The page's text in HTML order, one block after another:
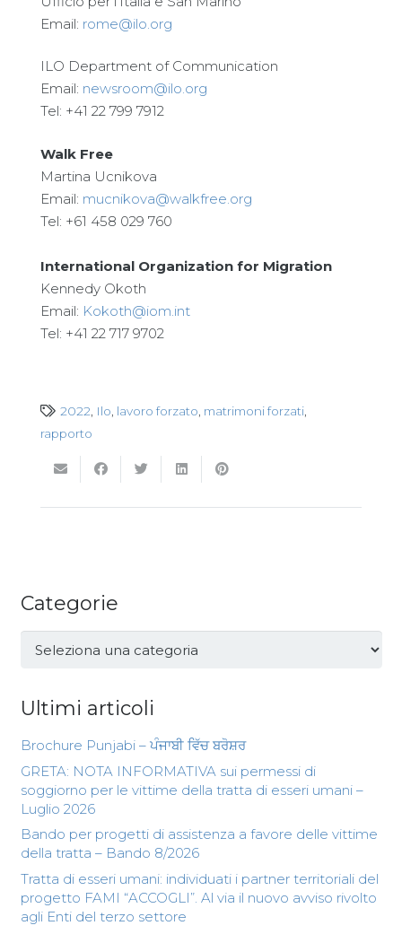
Email: rome@ilo.org
ILO Department of Communication
Email: newsroom@ilo.org
Tel: +41 22 799 7912
Walk Free
Martina Ucnikova
Email: mucnikova@walkfree.org
Tel: +61 458 029 760
International Organization for Migration
Kennedy Okoth
Email: Kokoth@iom.int
Tel: +41 22 717 9702
2022, Ilo, lavoro forzato, matrimoni forzati,
rapporto
Categorie
Categorie
Ultimi articoli
Brochure Punjabi – ਪੰਜਾਬੀ ਵਿੱਚ ਬਰੋਸ਼ਰ
GRETA: NOTA INFORMATIVA sui permessi di
soggiorno per le vittime della tratta di esseri umani –
Luglio 2026
Bando per progetti di assistenza a favore delle vittime
della tratta – Bando 8/2026
Tratta di esseri umani: individuati i partner territoriali del
progetto FAMI “ACCOGLI”. Al via il nuovo avviso rivolto
agli Enti del terzo settore